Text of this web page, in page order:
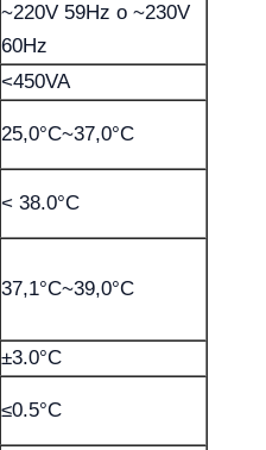
~220V 59Hz o ~230V
60Hz
<450VA
25,0°C~37,0°C
< 38.0°C
37,1°C~39,0°C
±3.0°C
≤0.5°C